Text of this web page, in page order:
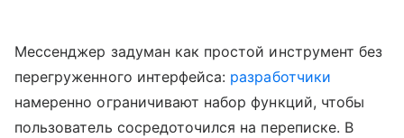
Мессенджер задуман как простой инструмент без
перегруженного интерфейса: разработчики
намеренно ограничивают набор функций, чтобы
пользователь сосредоточился на переписке. В